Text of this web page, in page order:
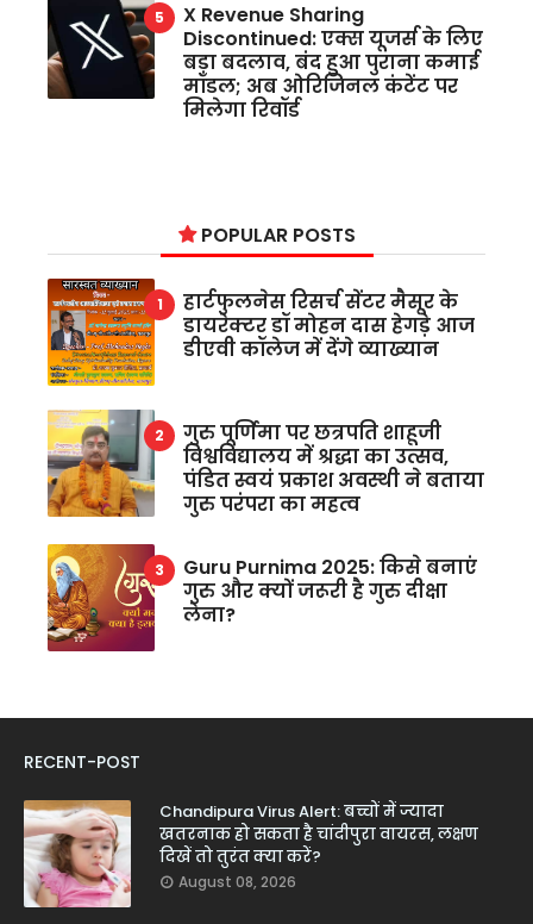
X Revenue Sharing
Discontinued: एक्स यूजर्स के लिए
बड़ा बदलाव, बंद हुआ पुराना कमाई
मॉडल; अब ओरिजिनल कंटेंट पर
मिलेगा रिवॉर्ड
POPULAR POSTS
हार्टफुलनेस रिसर्च सेंटर मैसूर के
डायरेक्टर डॉ मोहन दास हेगड़े आज
डीएवी कॉलेज में देंगे व्याख्यान
गुरु पूर्णिमा पर छत्रपति शाहूजी
विश्वविद्यालय में श्रद्धा का उत्सव,
पंडित स्वयं प्रकाश अवस्थी ने बताया
गुरु परंपरा का महत्व
Guru Purnima 2025: किसे बनाएं
गुरु और क्यों जरूरी है गुरु दीक्षा
लेना?
RECENT-POST
Chandipura Virus Alert: बच्चों में ज्यादा
खतरनाक हो सकता है चांदीपुरा वायरस, लक्षण
दिखें तो तुरंत क्या करें?
August 08, 2026